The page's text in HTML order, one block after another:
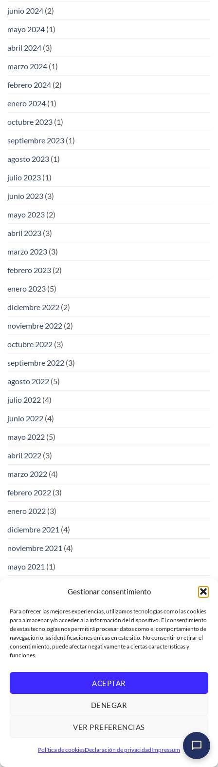
Gestionar consentimiento
Para ofrecer las mejores experiencias, utilizamos tecnologías como las cookies
para almacenar y/o acceder a la información del dispositivo. El consentimiento
de estas tecnologías nos permitirá procesar datos como el comportamiento de
navegación o las identificaciones únicas en este sitio. No consentir o retirar el
consentimiento, puede afectar negativamente a ciertas características y
funciones.
ACEPTAR
DENEGAR
VER PREFERENCIAS
Política de cookiesDeclaración de privacidadImpressum
junio 2024 (2)
mayo 2024 (1)
abril 2024 (3)
marzo 2024 (1)
febrero 2024 (2)
enero 2024 (1)
octubre 2023 (1)
septiembre 2023 (1)
agosto 2023 (1)
julio 2023 (1)
junio 2023 (3)
mayo 2023 (2)
abril 2023 (3)
marzo 2023 (3)
febrero 2023 (2)
enero 2023 (5)
diciembre 2022 (2)
noviembre 2022 (2)
octubre 2022 (3)
septiembre 2022 (3)
agosto 2022 (5)
julio 2022 (4)
junio 2022 (4)
mayo 2022 (5)
abril 2022 (3)
marzo 2022 (4)
febrero 2022 (3)
enero 2022 (3)
diciembre 2021 (4)
noviembre 2021 (4)
mayo 2021 (1)
octubre 2018(1)
junio 2018(83)
mayo 2018
Trabaja con nosotros